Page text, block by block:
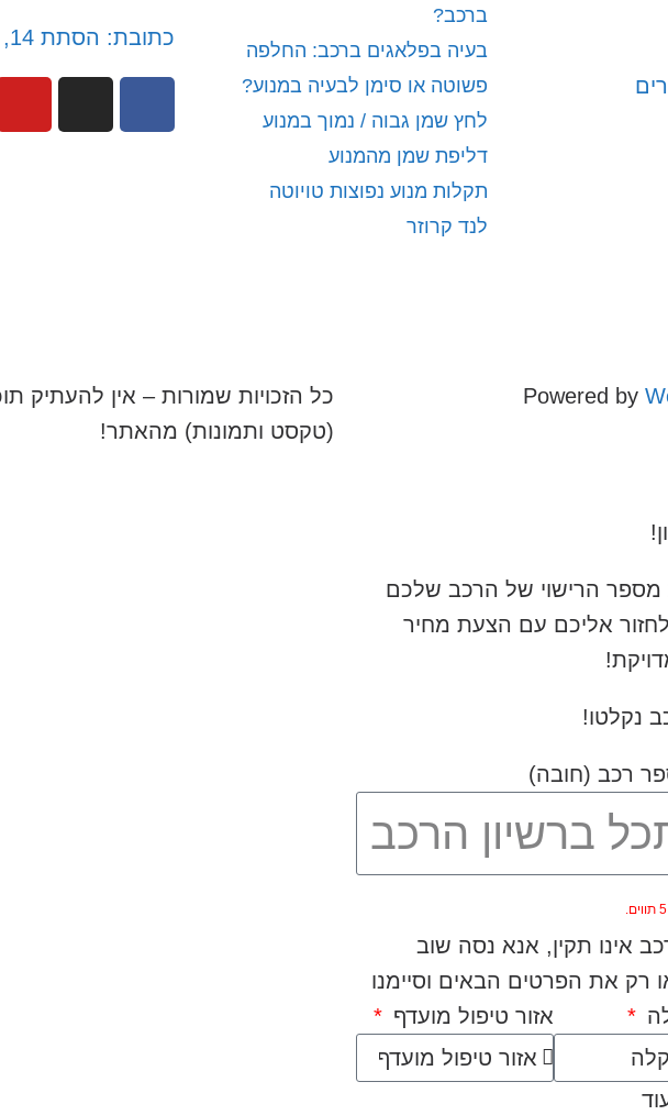
ברכב?
בעיה בפלאגים ברכב: החלפה
פשוטה או סימן לבעיה במנוע?
לחץ שמן גבוה / נמוך במנוע
דליפת שמן מהמנוע
תקלות מנוע נפוצות טויוטה
לנד קרוזר
כתובת: הסתת 14, חולון
Powered by
כל הזכויות שמורות – אין להעתיק
(טקסט ותמונות) מהאתר!
הרישוי של הרכב שלכם
לחזור אליכם עם הצעת מחיר
נקלטו!
רכב (חובה)
אינו תקין, אנא נסה שוב
רק את הפרטים הבאים וסיימנו
אזור טיפול מועדף